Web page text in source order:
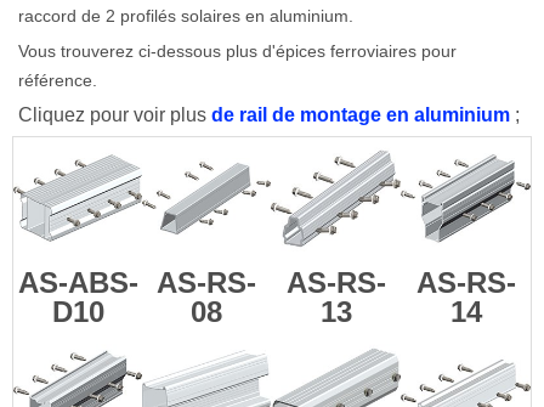
raccord de 2 profilés solaires en aluminium.
Vous trouverez ci-dessous plus d'épices ferroviaires pour
référence.
Cliquez pour voir plus de rail de montage en aluminium ;
AS-ABS-
D10
AS-RS-
08
AS-RS-
13
AS-RS-
14